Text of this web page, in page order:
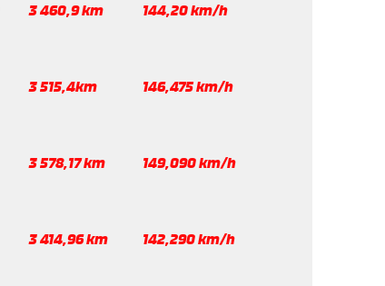
3 460,9 km 144,20 km/h
3 515,4km 146,475 km/h
3 578,17 km 149,090 km/h
3 414,96 km 142,290 km/h